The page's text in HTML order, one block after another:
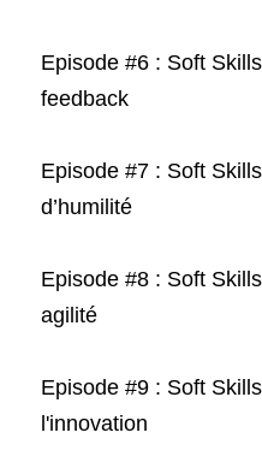
Episode #6 : Soft
feedback
Episode #7 : Soft
d’humilité
Episode #8 : Soft
agilité
Episode #9 : Soft
l'innovation